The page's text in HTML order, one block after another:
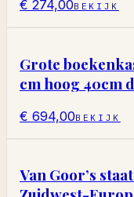
€ 274,00BEKIJK
Grote
cm hoog 40cm
€ 694,00BEKIJK
Van Goor’s